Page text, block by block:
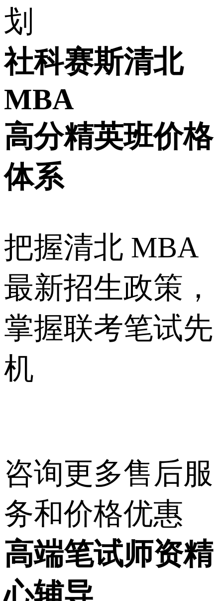
划
社科赛斯清北
MBA
高分精英班价格
体系
把握清北 MBA
最新招生政策，
掌握联考笔试先
机
咨询更多售后服
务和价格优惠
高端笔试师资精
心辅导